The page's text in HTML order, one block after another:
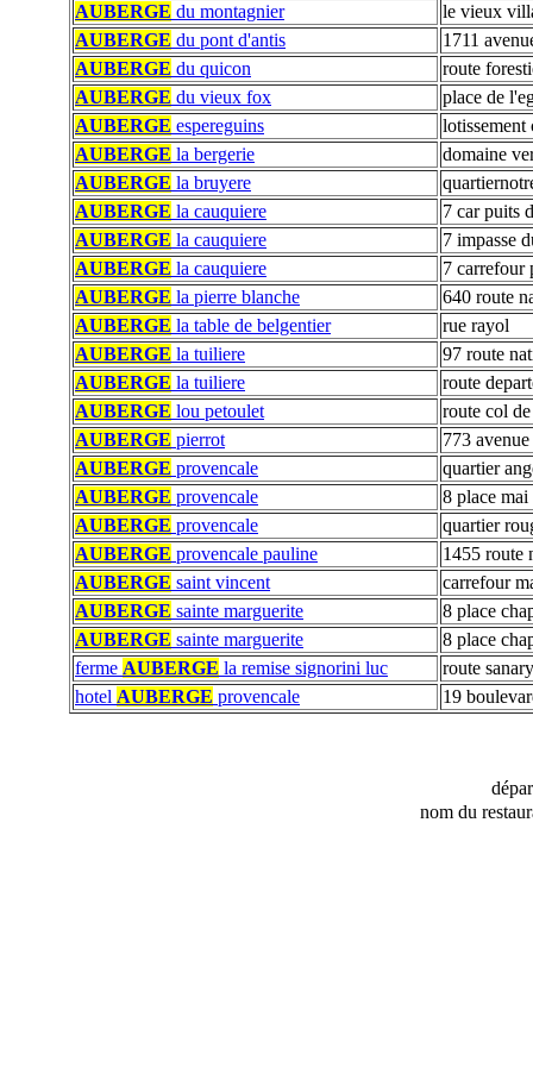
AUBERGE du montagnier
le vieux
AUBERGE du pont d'antis
1711
AUBERGE du quicon
route
AUBERGE du vieux fox
place de
AUBERGE espereguins
lotissement
AUBERGE la bergerie
domaine
AUBERGE la bruyere
AUBERGE la cauquiere
7 car puits
AUBERGE la cauquiere
7 impasse
AUBERGE la cauquiere
7 carrefour
AUBERGE la pierre blanche
640 route
AUBERGE la table de belgentier
rue rayol
AUBERGE la tuiliere
97 route
AUBERGE la tuiliere
route
AUBERGE lou petoulet
route col
AUBERGE pierrot
773
AUBERGE provencale
quartier
AUBERGE provencale
8 place mai
AUBERGE provencale
quartier
AUBERGE provencale pauline
1455 route
AUBERGE saint vincent
carrefour
AUBERGE sainte marguerite
8 place
AUBERGE sainte marguerite
8 place
ferme AUBERGE la remise signorini luc
route
hotel AUBERGE provencale 19
nom du